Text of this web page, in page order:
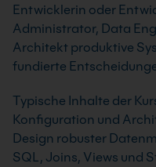
Entwicklerin oder
Administrator, Data
Architekt produktive
fundierte
Typische Inhalte der
Konfiguration und
Design robuster
SQL, Joins, Views und